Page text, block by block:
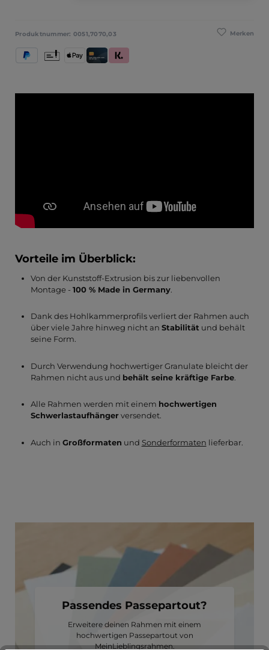
Merken
Produktnummer: 0051,7070,03
PayPal Apple PayKredit- und Debitkarte
Klarna (Rechnung / Ratenkauf / Sofort)
Vorkasse
Vorteile im Überblick:
Von der Kunststoff-Extrusion bis zur liebenvollen
Montage - 100 % Made in Germany.
Dank des Hohlkammerprofils verliert der Rahmen auch
über viele Jahre hinweg nicht an Stabilitätund behält
seine Form.
Durch Verwendung hochwertiger Granulate bleicht der
Rahmen nicht aus und behält seine kräftige Farbe.
Alle Rahmen werden mit einem hochwertigen
Schwerlastaufhängerversendet.
Auch in Großformaten und Sonderformaten lieferbar.
Passendes Passepartout?
Erweitere deinen Rahmen mit einem
hochwertigen Passepartout von
MeinLieblingsrahmen.